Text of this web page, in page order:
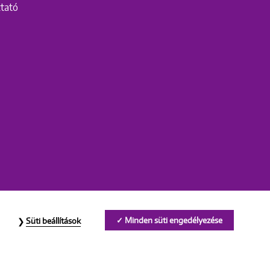
Minden süti engedélyezése
Süti beállítások